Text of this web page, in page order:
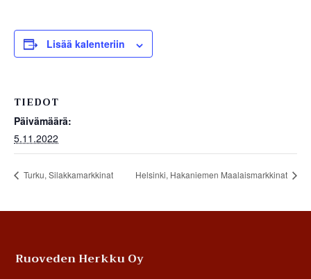
Lisää kalenteriin
TIEDOT
Päivämäärä:
5.11.2022
Turku, Silakkamarkkinat Helsinki, Hakaniemen Maalaismarkkinat
Footer
Ruoveden Herkku Oy